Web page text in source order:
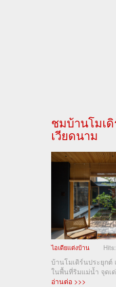
ชมบ้านโมเ
เวียดนาม
ไอเดียแต่งบ้าน Hits:
บ้านโมเดิร์นประยุกต์
ในพื้นที่ริมแม่น้ำ จุดเ
อ่านต่อ >>>